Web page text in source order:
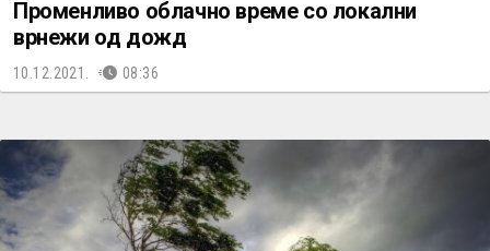
Променливо облачно време со локални
врнежи од дожд
10.12.2021. 08:36